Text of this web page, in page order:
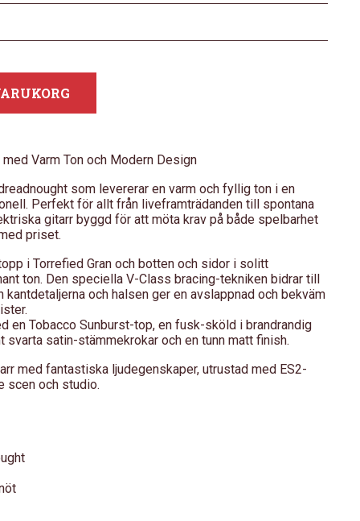
Varm Ton och Modern Design
som levererar en varm och fyllig ton i en
Perfekt för allt från liveframträdanden till spontana
gitarr byggd för att möta krav på både spelbarhet
priset.
i Torrefied Gran och botten och sidor i solitt
ton. Den speciella V-Class bracing-tekniken bidrar till
och halsen ger en avslappnad och bekväm
en Tobacco Sunburst-top, en fusk-sköld i brandrandig
satin-stämmekrokar och en tunn matt finish.
med fantastiska ljudegenskaper, utrustad med ES2-
scen och studio.